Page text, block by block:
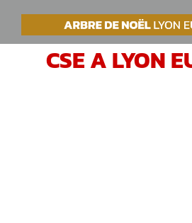
PasserVOTRE
CSE A LYON